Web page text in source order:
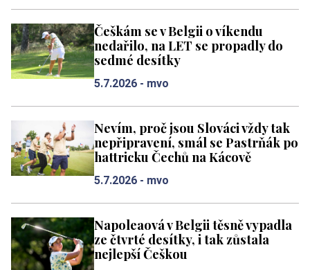
Češkám se v Belgii o víkendu
nedařilo, na LET se propadly do
sedmé desítky
5.7.2026 - mvo
Nevím, proč jsou Slováci vždy tak
nepřipravení, smál se Pastrňák po
hattricku Čechů na Kácově
5.7.2026 - mvo
Napoleaová v Belgii těsně vypadla
ze čtvrté desítky, i tak zůstala
nejlepší Češkou